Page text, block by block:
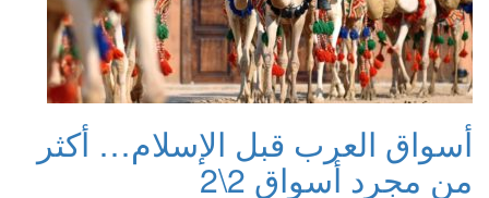
أسواق العرب قبل الإسلام… أكثر
من مجرد أسواق 2\2